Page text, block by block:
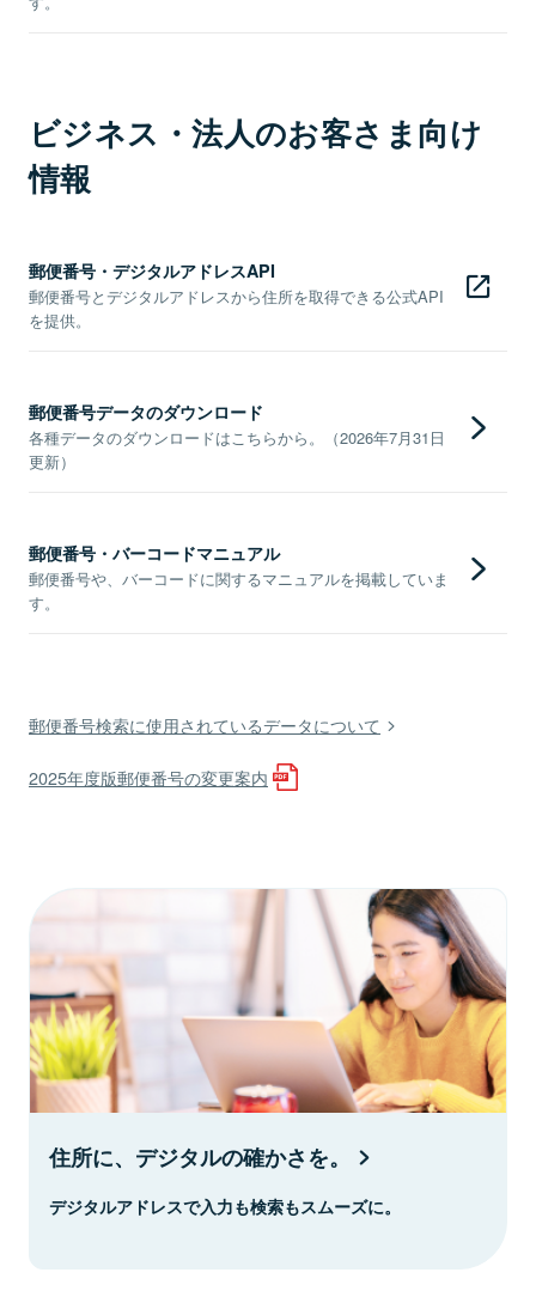
ビジネス・法人のお客さま向け
情報
郵便番号・デジタルアドレスAPI
郵便番号とデジタルアドレスから住所を取得できる公式API
を提供。
郵便番号データのダウンロード
各種データのダウンロードはこちらから。（2026年7月31日
更新）
郵便番号・バーコードマニュアル
郵便番号や、バーコードに関するマニュアルを掲載していま
す。
郵便番号検索に使用されているデータについて
2025年度版郵便番号の変更案内
住所に、デジタルの確かさを。
デジタルアドレスで入力も検索もスムーズに。